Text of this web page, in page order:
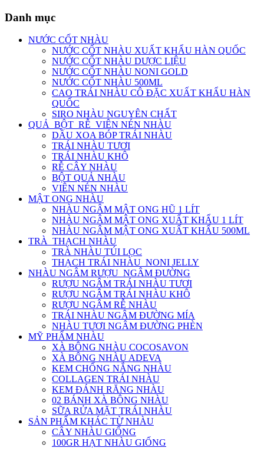
Danh mục
NƯỚC CỐT NHÀU
NƯỚC CỐT NHÀU XUẤT KHẨU HÀN QUỐC
NƯỚC CỐT NHÀU DƯỢC LIỆU
NƯỚC CỐT NHÀU NONI GOLD
NƯỚC CỐT NHÀU 500ML
CAO TRÁI NHÀU CÔ ĐẶC XUẤT KHẨU HÀN
QUỐC
SIRO NHÀU NGUYÊN CHẤT
QUẢ_BỘT_RỄ_VIÊN NÉN NHÀU
DẦU XOA BÓP TRÁI NHÀU
TRÁI NHÀU TƯƠI
TRÁI NHÀU KHÔ
RỄ CÂY NHÀU
BỘT QUẢ NHÀU
VIÊN NÉN NHÀU
MẬT ONG NHÀU
NHÀU NGÂM MẬT ONG HŨ 1 LÍT
NHÀU NGÂM MẬT ONG XUẤT KHẨU 1 LÍT
NHÀU NGÂM MẬT ONG XUẤT KHẨU 500ML
TRÀ_THẠCH NHÀU
TRÀ NHÀU TÚI LỌC
THẠCH TRÁI NHÀU_NONI JELLY
NHÀU NGÂM RƯỢU_NGÂM ĐƯỜNG
RƯỢU NGÂM TRÁI NHÀU TƯƠI
RƯỢU NGÂM TRÁI NHÀU KHÔ
RƯỢU NGÂM RỄ NHÀU
TRÁI NHÀU NGÂM ĐƯỜNG MÍA
NHÀU TƯƠI NGÂM ĐƯỜNG PHÈN
MỸ PHẨM NHÀU
XÀ BÔNG NHÀU COCOSAVON
XÀ BÔNG NHÀU ADEVA
KEM CHỐNG NẮNG NHÀU
COLLAGEN TRÁI NHÀU
KEM ĐÁNH RĂNG NHÀU
02 BÁNH XÀ BÔNG NHÀU
SỮA RỬA MẶT TRÁI NHÀU
SẢN PHẨM KHÁC TỪ NHÀU
CÂY NHÀU GIỐNG
100GR HẠT NHÀU GIỐNG